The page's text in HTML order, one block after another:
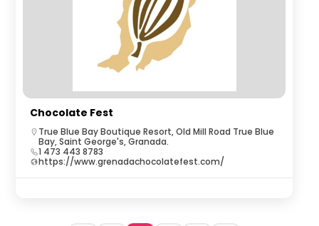
Chocolate Fest
True Blue Bay Boutique Resort, Old Mill Road True Blue
Bay, Saint George's, Granada.
1 473 443 8783
https://www.grenadachocolatefest.com/